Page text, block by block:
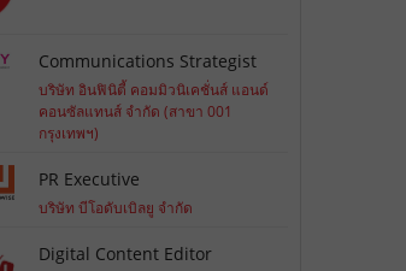
Communications Strategist
บริษัท อินฟินิตี้ คอมมิวนิเคชั่นส์ แอนด์
คอนซัลแทนส์ จำกัด (สาขา 001
กรุงเทพฯ)
PR Executive
บริษัท บีโอดับเบิลยู จำกัด
Digital Content Editor